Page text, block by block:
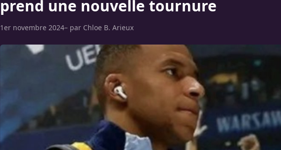
prend une nouvelle tournure
1er novembre 2024– par Chloe B. Arieux